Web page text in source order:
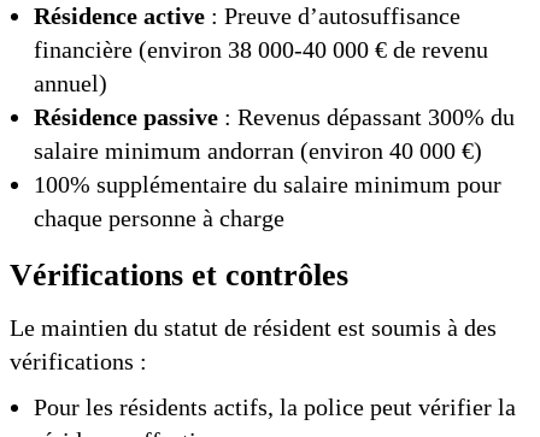
Résidence active: Preuve d’autosuffisance
financière (environ 38 000-40 000 € de revenu
annuel)
Résidence passive: Revenus dépassant 300% du
salaire minimum andorran (environ 40 000 €)
100% supplémentaire du salaire minimum pour
chaque personne à charge
Vérifications et contrôles
Le maintien du statut de résident est soumis à des
vérifications :
Pour les résidents actifs, la police peut vérifier la